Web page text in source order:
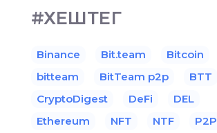
#ХЕШТЕГ
Binance Bit.team
Bitcoin
bitteam
BitTeam p2p
BTT
CryptoDigest
DeFi
DEL
Ethereum
NFT NTF
P2P